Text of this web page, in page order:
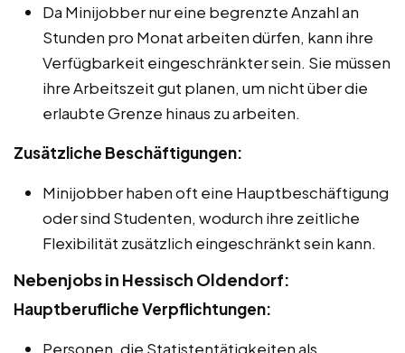
Da Minijobber nur eine begrenzte Anzahl an
Stunden pro Monat arbeiten dürfen, kann ihre
Verfügbarkeit eingeschränkter sein. Sie müssen
ihre Arbeitszeit gut planen, um nicht über die
erlaubte Grenze hinaus zu arbeiten.
Zusätzliche Beschäftigungen:
Minijobber haben oft eine Hauptbeschäftigung
oder sind Studenten, wodurch ihre zeitliche
Flexibilität zusätzlich eingeschränkt sein kann.
Nebenjobs in Hessisch Oldendorf:
Hauptberufliche Verpflichtungen:
Personen, die Statistentätigkeiten als